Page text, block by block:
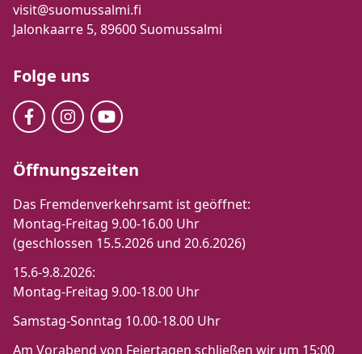
visit@suomussalmi.fi
Jalonkaarre 5, 89600 Suomussalmi
Folge uns
Öffnungszeiten
Das Fremdenverkehrsamt ist geöffnet:
Montag-Freitag 9.00-16.00 Uhr
(geschlossen 15.5.2026 und 20.6.2026)
15.6-9.8.2026:
Montag-Freitag 9.00-18.00 Uhr
Samstag-Sonntag 10.00-18.00 Uhr
Am Vorabend von Feiertagen schließen wir um 15:00